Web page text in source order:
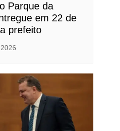
Parque da
em 22 de
prefeito